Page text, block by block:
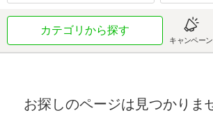
カテゴリから探す
キャンペーン
お探しのページは見つかりま